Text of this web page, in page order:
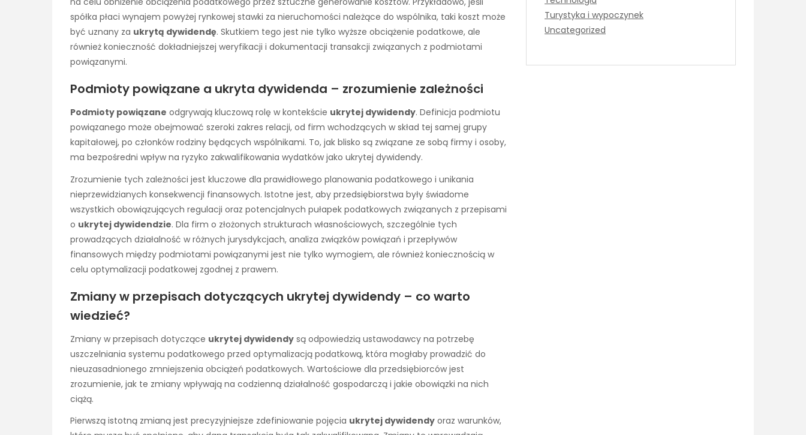
spółka płaci wynajem powyżej rynkowej stawki za nieruchomości należące do wspólnika, taki koszt może
być uznany za ukrytą dywidendę. Skutkiem tego jest nie tylko wyższe obciążenie podatkowe, ale
również konieczność dokładniejszej weryfikacji i dokumentacji transakcji związanych z podmiotami
powiązanymi.
Podmioty powiązane a ukryta dywidenda – zrozumienie zależności
Podmioty powiązane odgrywają kluczową rolę w kontekście ukrytej dywidendy. Definicja podmiotu
powiązanego może obejmować szeroki zakres relacji, od firm wchodzących w skład tej samej grupy
kapitałowej, po członków rodziny będących wspólnikami. To, jak blisko są związane ze sobą firmy i osoby,
ma bezpośredni wpływ na ryzyko zakwalifikowania wydatków jako ukrytej dywidendy.
Zrozumienie tych zależności jest kluczowe dla prawidłowego planowania podatkowego i unikania
nieprzewidzianych konsekwencji finansowych. Istotne jest, aby przedsiębiorstwa były świadome
wszystkich obowiązujących regulacji oraz potencjalnych pułapek podatkowych związanych z przepisami
o ukrytej dywidendzie. Dla firm o złożonych strukturach własnościowych, szczególnie tych
prowadzących działalność w różnych jurysdykcjach, analiza związków powiązań i przepływów
finansowych między podmiotami powiązanymi jest nie tylko wymogiem, ale również koniecznością w
celu optymalizacji podatkowej zgodnej z prawem.
Zmiany w przepisach dotyczących ukrytej dywidendy – co warto
wiedzieć?
Zmiany w przepisach dotyczące ukrytej dywidendy są odpowiedzią ustawodawcy na potrzebę
uszczelniania systemu podatkowego przed optymalizacją podatkową, która mogłaby prowadzić do
nieuzasadnionego zmniejszenia obciążeń podatkowych. Wartościowe dla przedsiębiorców jest
zrozumienie, jak te zmiany wpływają na codzienną działalność gospodarczą i jakie obowiązki na nich
ciążą.
Pierwszą istotną zmianą jest precyzyjniejsze zdefiniowanie pojęcia ukrytej dywidendy oraz warunków,
Turystyka i wypoczynek
Uncategorized